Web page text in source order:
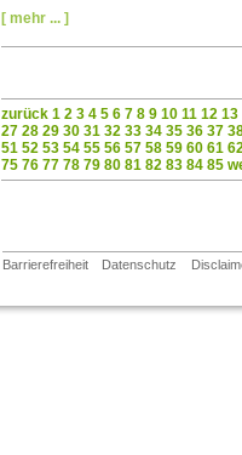
[ mehr ... ]
zurück 1 2 3 4 5 6 7 8 9 10 11 12 13
27 28 29 30 31 32 33 34 35 36 37
51 52 53 54 55 56 57 58 59 60 61
75 76 77 78 79 80 81 82 83 84 85
Barrierefreiheit Datenschutz